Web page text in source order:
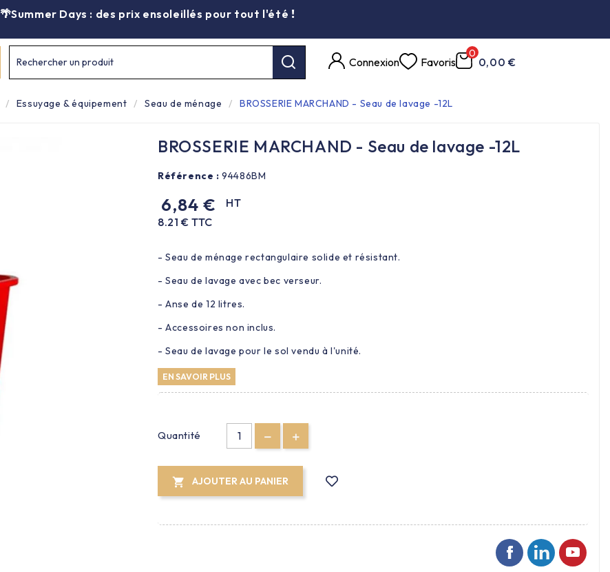
🌴Summer Days : des prix ensoleillés pour tout l'été !
Rechercher un produit Connexion Favoris
0
0,00 €
Essuyage & équipement Seau de ménage BROSSERIE MARCHAND - Seau de lavage -12L
BROSSERIE MARCHAND - Seau de lavage -12L
Référence : 94486BM
6,84 €
HT
8.21 € TTC
- Seau de ménage rectangulaire solide et résistant.
- Seau de lavage avec bec verseur.
- Anse de 12 litres.
- Accessoires non inclus.
- Seau de lavage pour le sol vendu à l'unité.
EN SAVOIR PLUS
Quantité
 AJOUTER AU PANIER